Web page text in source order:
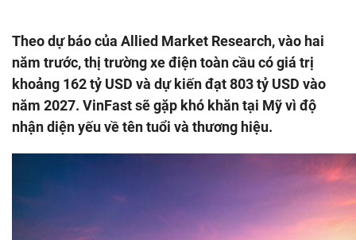
Theo dự báo của Allied Market Research, vào hai
năm trước, thị trường xe điện toàn cầu có giá trị
khoảng 162 tỷ USD và dự kiến đạt 803 tỷ USD vào
năm 2027. VinFast sẽ gặp khó khăn tại Mỹ vì độ
nhận diện yếu về tên tuổi và thương hiệu.